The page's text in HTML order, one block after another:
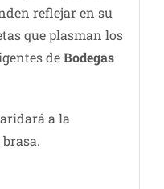
reflejar en su
que plasman los
deBodegas
a la